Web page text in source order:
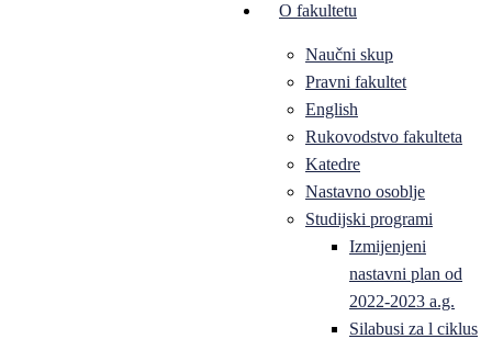
O fakultetu
Naučni skup
Pravni fakultet
English
Rukovodstvo fakulteta
Katedre
Nastavno osoblje
Studijski programi
Izmijenjeni
nastavni plan od
2022-2023 a.g.
Silabusi za l ciklus